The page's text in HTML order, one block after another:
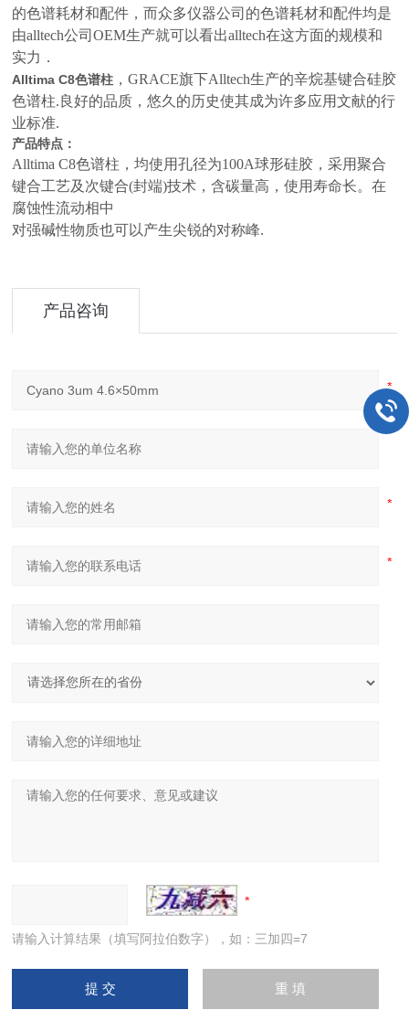
的色谱耗材和配件，而众多仪器公司的色谱耗材和配件均是
由alltech公司OEM生产就可以看出alltech在这方面的规模和
实力．
Alltima C8色谱柱 ，GRACE旗下Alltech生产的辛烷基键合硅胶
色谱柱.良好的品质，悠久的历史使其成为许多应用文献的行
业标准.
产品特点：
Alltima C8色谱柱，均使用孔径为100A球形硅胶，采用聚合
键合工艺及次键合(封端)技术，含碳量高，使用寿命长。在
腐蚀性流动相中
对强碱性物质也可以产生尖锐的对称峰.
产品咨询
请输入计算结果（填写阿拉伯数字），如：三加四=7